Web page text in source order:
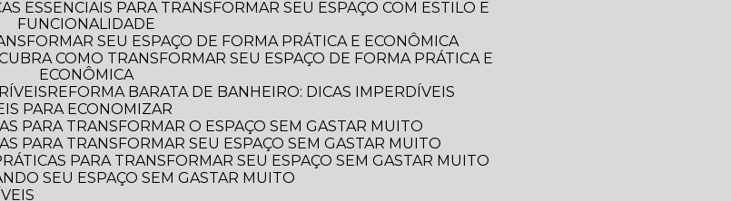
FUNCIONALIDADE
SEU ESPAÇO DE FORMA PRÁTICA E ECONÔMICA
ECONÔMICA
REFORMA BARATA DE BANHEIRO: DICAS IMPERDÍVEIS
PARA ECONOMIZAR
PARA TRANSFORMAR O ESPAÇO SEM GASTAR MUITO
PARA TRANSFORMAR SEU ESPAÇO SEM GASTAR MUITO
PARA TRANSFORMAR SEU ESPAÇO SEM GASTAR MUITO
SEU ESPAÇO SEM GASTAR MUITO